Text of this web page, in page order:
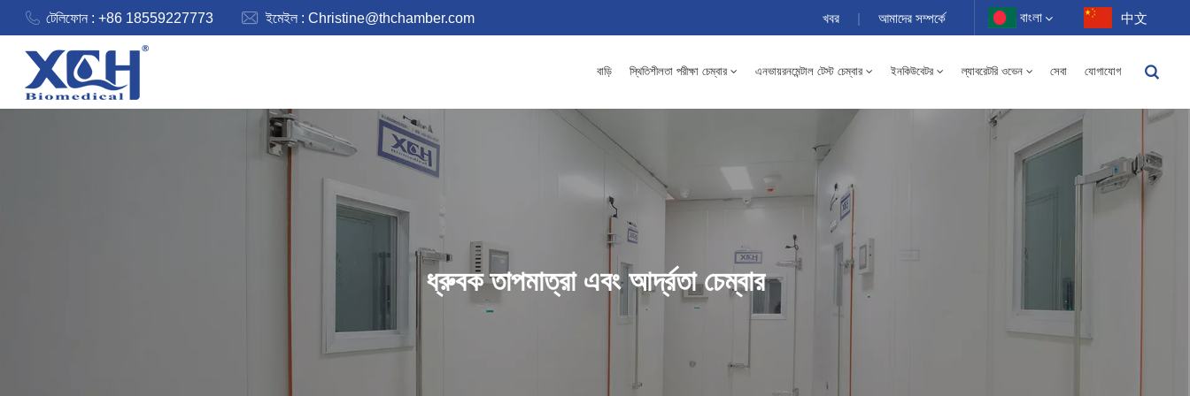
টেলিফোন : +86 18559227773 ইমেইল :Christine@thchamber.com খবর | আমাদের সম্পর্কে বাংলা
Français
Português
中文
বাড়ি স্থিতিশীলতা পরীক্ষা চেম্বার এনভায়রনমেন্টাল টেস্ট চেম্বার ইনকিউবেটর ল্যাবরেটরি ওভেন সেবা যোগাযোগ
ধ্রুবক তাপমাত্রা এবং আর্দ্রতা চেম্বার